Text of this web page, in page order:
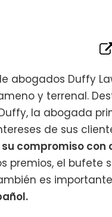
abogados Duffy
y terrenal.
la abogada
de sus
compromiso con
premios, el
es importante